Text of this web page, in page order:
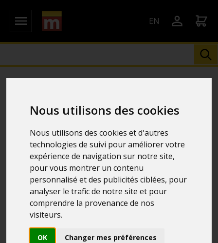
Nous utilisons des cookies
Nous utilisons des cookies et d'autres
technologies de suivi pour améliorer votre
expérience de navigation sur notre site,
pour vous montrer un contenu
personnalisé et des publicités ciblées, pour
analyser le trafic de notre site et pour
comprendre la provenance de nos
visiteurs.
OK Changer mes préférences
EN